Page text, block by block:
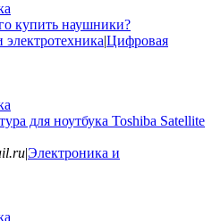
купить наушники?
|Цифровая
для ноутбука Toshiba Satellite
|Электроника и